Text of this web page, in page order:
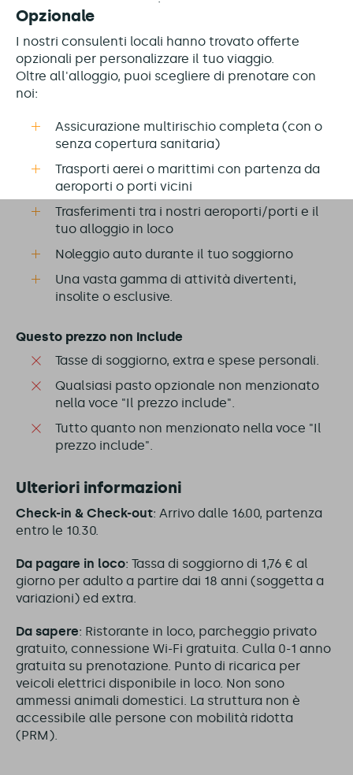
Opzionale
I nostri consulenti locali hanno trovato offerte
opzionali per personalizzare il tuo viaggio.
Oltre all'alloggio, puoi scegliere di prenotare con
noi:
Assicurazione multirischio completa (con o
senza copertura sanitaria)
Trasporti aerei o marittimi con partenza da
aeroporti o porti vicini
Trasferimenti tra i nostri aeroporti/porti e il
tuo alloggio in loco
Noleggio auto durante il tuo soggiorno
Una vasta gamma di attività divertenti,
insolite o esclusive.
Questo prezzo non include
Tasse di soggiorno, extra e spese personali.
Qualsiasi pasto opzionale non menzionato
nella voce "Il prezzo include".
Tutto quanto non menzionato nella voce "Il
prezzo include".
Ulteriori informazioni
Check-in & Check-out: Arrivo dalle 16.00, partenza
entro le 10.30.
Da pagare in loco: Tassa di soggiorno di 1,76 € al
giorno per adulto a partire dai 18 anni (soggetta a
variazioni) ed extra.
Da sapere: Ristorante in loco, parcheggio privato
gratuito, connessione Wi-Fi gratuita. Culla 0-1 anno
gratuita su prenotazione. Punto di ricarica per
veicoli elettrici disponibile in loco. Non sono
ammessi animali domestici. La struttura non è
accessibile alle persone con mobilità ridotta
(PRM).